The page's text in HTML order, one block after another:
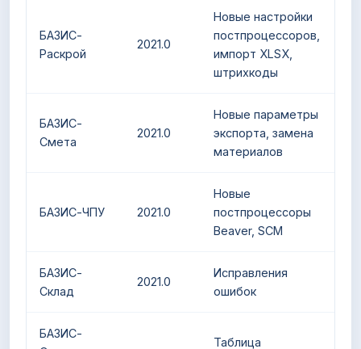
БАЗИС-
Раскрой
2021.0
Новые настройки
постпроцессоров,
импорт XLSX,
штрихкоды
БАЗИС-
Смета
2021.0
Новые параметры
экспорта, замена
материалов
БАЗИС-ЧПУ 2021.0
Новые
постпроцессоры
Beaver, SCM
БАЗИС-
Склад
2021.0
Исправления
ошибок
БАЗИС-
Таблица